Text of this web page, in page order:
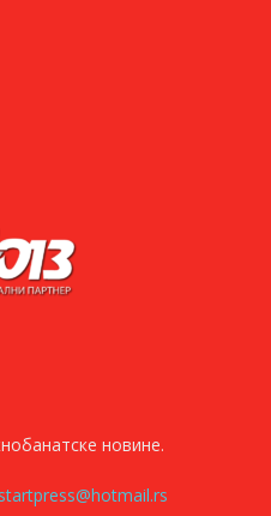
новине.
startpress@hotmail.rs